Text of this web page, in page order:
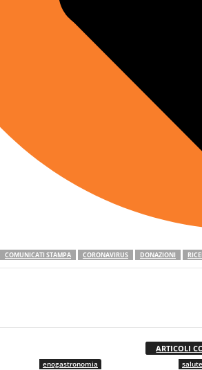
COMUNICATI STAMPA CORONAVIRUS DONAZIONI
ARTICOLI
enogastronomia